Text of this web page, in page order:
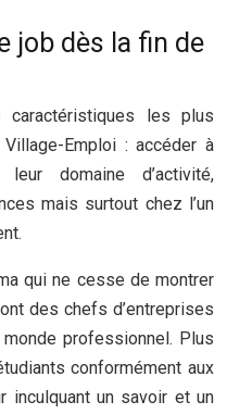
job dès la fin de
les plus
Emploi : accéder à
domaine d’activité,
mais surtout chez l’un
qui ne cesse de montrer
des chefs d’entreprises
professionnel. Plus
conformément aux
inculquant un savoir et un